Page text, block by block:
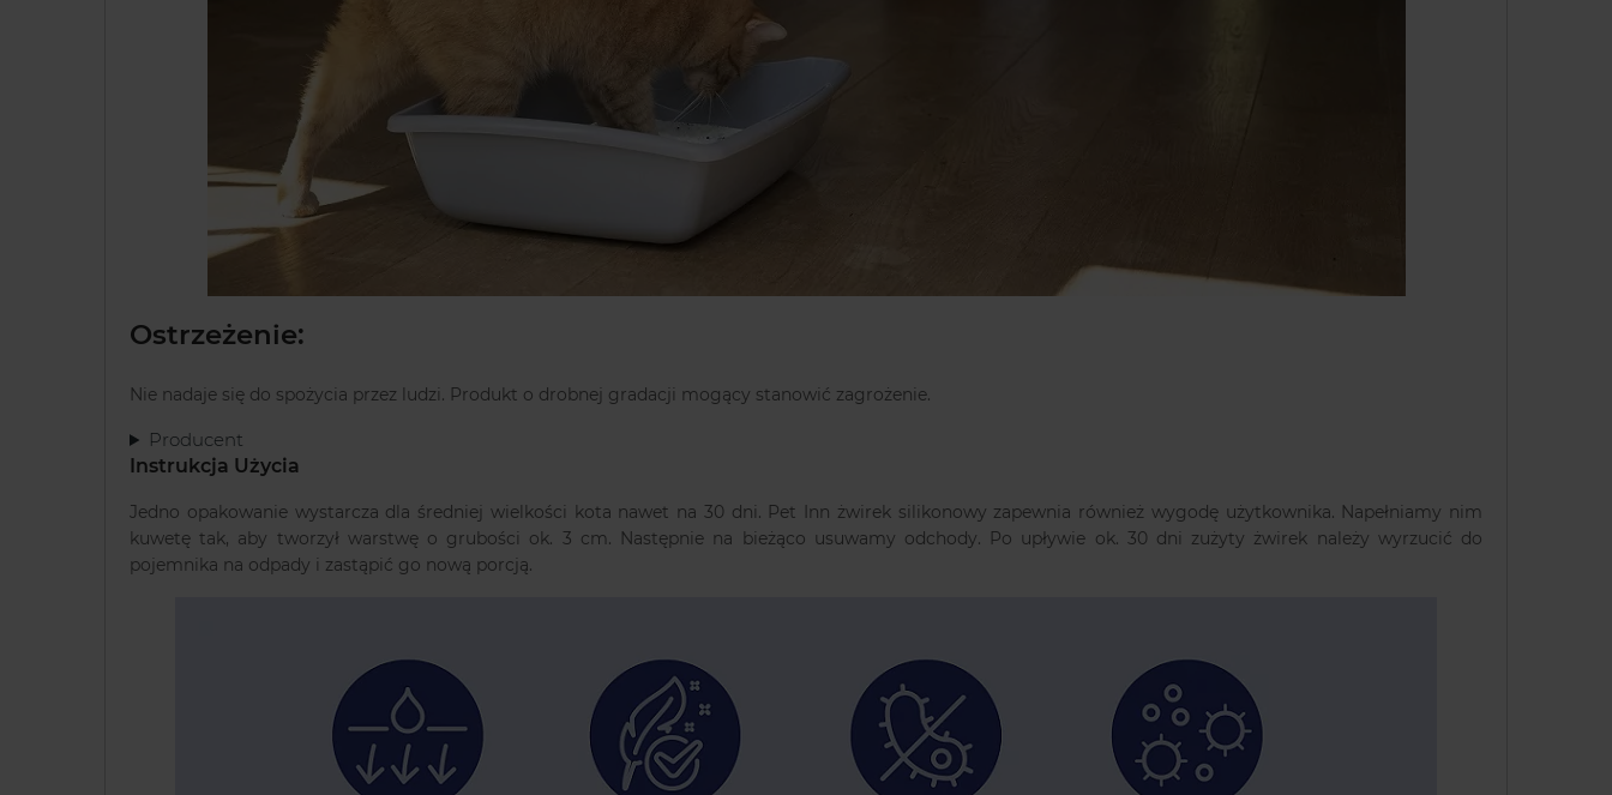
Ostrzeżenie:
Nie nadaje się do spożycia przez ludzi. Produkt o drobnej gradacji mogący stanowić zagrożenie.
Producent
Instrukcja Użycia
Jedno opakowanie wystarcza dla średniej wielkości kota nawet na 30 dni. Pet Inn żwirek silikonowy zapewnia również wygodę użytkownika. Napełniamy nim
kuwetę tak, aby tworzył warstwę o grubości ok. 3 cm. Następnie na bieżąco usuwamy odchody. Po upływie ok. 30 dni zużyty żwirek należy wyrzucić do
pojemnika na odpady i zastąpić go nową porcją.